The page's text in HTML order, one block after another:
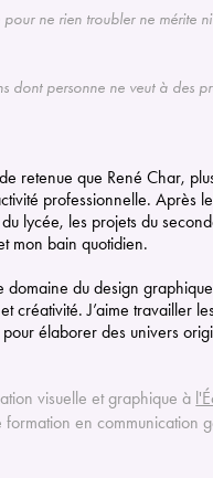
ne rien troubler ne mérite
dont personne ne veut à des
retenue que René Char,
professionnelle. Après
lycée, les projets du
mon bain quotidien.
domaine du design
créativité. J’aime travailler
élaborer des univers
visuelle et graphique à
formation en communication